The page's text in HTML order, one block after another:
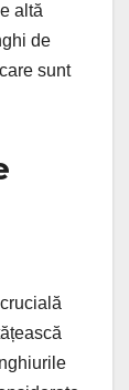
altă
de
sunt